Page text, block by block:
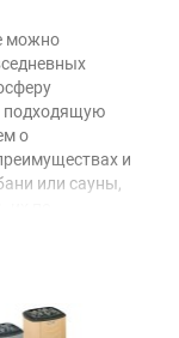
можно
подходящую
о
и
или сауны,